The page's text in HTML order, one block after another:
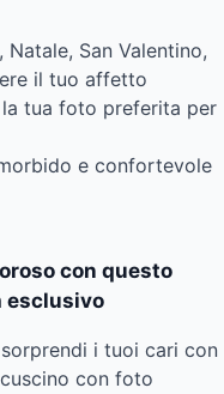
San Valentino,
il tuo affetto
tua foto preferita per
e confortevole
con questo
esclusivo
i tuoi cari con
con foto